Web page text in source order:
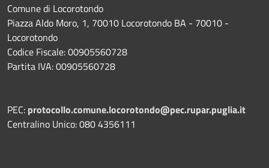
Comune di Locorotondo
Piazza Aldo Moro, 1, 70010 Locorotondo BA - 70010 -
Locorotondo
Codice Fiscale: 00905560728
Partita IVA: 00905560728
PEC: protocollo.comune.locorotondo@pec.rupar.puglia.it
Centralino Unico: 080 4356111